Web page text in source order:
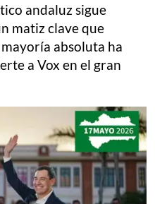
andaluz sigue
matiz clave que
absoluta ha
a Vox en el gran